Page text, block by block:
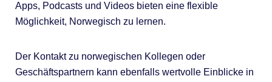
Apps, Podcasts und Videos bieten eine flexible
Möglichkeit, Norwegisch zu lernen.
Der Kontakt zu norwegischen Kollegen oder
Geschäftspartnern kann ebenfalls wertvolle Einblicke in